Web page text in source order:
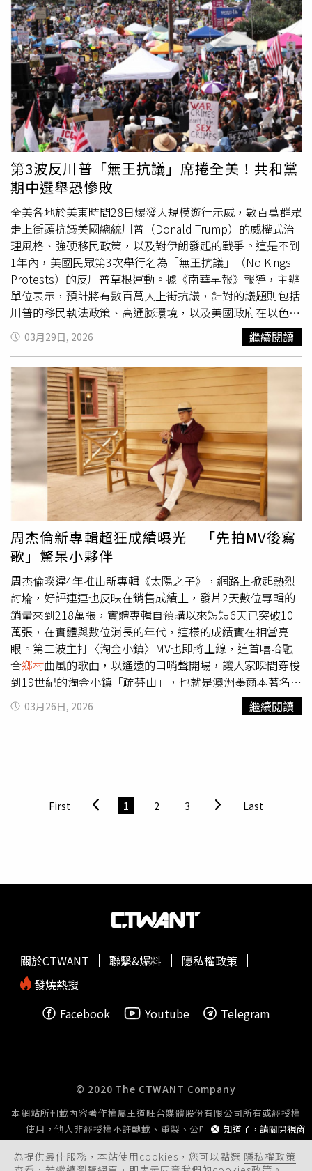
後，如仍無（缺）水時，請通知水公司，本處將派專人到府
服務。
帶給觀眾強烈的視覺震撼，成就了 Post Malone在樂壇獨一
無二的地位。其音樂實力也收服了天后Taylor Swift 泰勒
絲、Beyoncé碧昂絲一同合作。世界巡迴《Post Malone
Presents The BIG ASS Stadium World Tour》亞洲場次唱
遍香港、曼谷、新加坡、吉隆坡與首爾等亞洲指標城市，9
月19日Post Malone將帶來一連串生涯代表作，橫跨流行、
R&B嘻哈、搖滾等多元曲風，全面展現其無可取代的現場爆
發力。
第3波反川普「無王抗議」席捲全美！共和黨
期中選舉恐慘敗
全美各地於美東時間28日爆發大規模遊行示威，數百萬群眾
走上街頭抗議美國總統川普（Donald Trump）的威權式治
理風格、強硬移民政策，以及對伊朗發起的戰爭。這是不到
1年內，美國民眾第3次舉行名為「無王抗議」（No Kings
Protests）的反川普草根運動。據《南華早報》報導，主辦
單位表示，預計將有數百萬人上街抗議，針對的議題則包括
川普的移民執法政策、高通膨環境，以及美國政府在以色列
遊說集團的綁架下，對伊朗發動的戰爭。在美國人口最多的
城市紐約市（New York），數萬名示威者集結，包括長期
直言川普是「對我們自由與安全的生存性威脅。」長期批評
川普的奧斯卡影帝勞勃狄尼洛（圖中）也有參與示威。（圖
／達志／美聯社）抗議活動從亞特蘭大（Atlanta）一路延
伸至聖地牙哥（San Diego），而阿拉斯加居民也預計在當
天稍晚加入行列。36歲退伍軍人馬克麥考吉（Marc
McCaughey）在亞特蘭大表示：「沒有人民的同意，任何
國家都無法治理。我們站出來，是因為我們覺得憲法正以多
種方式受到威脅。現在的情況不正常，也不正確。」與此同
時，在底特律附近的密西根州「西布盧姆菲爾德鎮區」
（West Bloomfield Township），民眾也頂著零度以下低
溫參與抗議。而在美國首都華盛頓特區（Washington,
DC），則有數千名遊行者湧入國家廣場（National
Mall），高舉著「川普必須立刻下台！」與「對抗法西斯主
義」的標語。67歲退休人士帕沃塞維奇（Robert
Pavosevich）表示：「他一再說謊、撒謊、再說謊，但沒有
人發聲。我們正處於1個非常糟糕的局面。」反川普情緒也
擴散至美國以外的地區。28日，歐洲多座城市同樣爆發示
威，包括荷蘭首都阿姆斯特丹（Amsterdam）、西班牙首
都馬德里（Madrid）與義大利首都羅馬（Rome），其中羅
馬有2萬人在嚴密警力的監控下遊行。首次「無王抗議」於
去年6月川普79歲生日，以及他在華盛頓舉辦的閱兵活動當
之際，其所屬的共和黨正面臨失去國會兩院控制權的風險。
報導補充，川普反對者批評他偏好以行政命令治國、動用司
戰爭泥淖。與「無王抗議」有關的退伍軍人組織「共同防
示：「自上次遊行以來，這個政府讓我們更深陷戰爭。在國
內，我們看到公民在街頭被軍事化力量殺害。我們看到家庭
像國王一樣統治國家。」主辦方指出，全國已規劃超過
3000場抗議活動，涵蓋大城市、郊區與
為焦點之一，因為數月前該州2名美國公民古德（Renee
民。（圖／達志／美聯社）傳奇搖滾歌手「工人皇帝」史普
林斯汀（Bruce Springsteen）也在該州首府雙子城之一的
聖保羅（St Paul），演唱其在24小時內創作、紀念遇害美
國公民的抗議歌曲〈Streets of Minneapolis〉，吸引數千
人聚集。他在演唱前表示：「他們的勇氣、犧牲與名字將不
會被遺忘。」主辦方也強調，計畫參與28日抗議的民眾中，
03月29日, 2026 繼續閱讀
周杰倫新專輯超狂成績曝光 「先拍MV後寫
歌」驚呆小夥伴
周杰倫暌違4年推出新專輯《太陽之子》，網路上掀起熱烈
討埨，好評連連也反映在銷售成績上，發片2天數位專輯的
銷量來到218萬張，實體專輯自預購以來短短6天已突破10
萬張，在實體與數位消長的年代，這樣的成績實在相當亮
眼。第二波主打〈淘金小鎮〉MV也即將上線，這首嘻哈融
合鄉村曲風的歌曲，以遙遠的口哨聲開場，讓大家瞬間穿梭
到19世紀的淘金小鎮「疏芬山」，也就是澳洲墨爾本著名的
淘金鎮。歌曲加入異國感的現代Hip Hop節奏，混搭出一種
充滿現代卻又懷舊的絕妙聽感。方文山運用文字的明暗對
要身邊的節目搭檔阿Ken、杜哥、Darren邱凱偉、柯有倫、
陳冠霖、阿德，穿上當地淘金時代的服裝準備拍 MV，正當
金」的懸疑劇本，並在現場依照每個人的長相分配角色，要
們演出〈淘金小鎮〉MV。（圖／杰威爾提供）MV由周杰倫
自己執導，飾演一名十九世紀在淘金小鎮的探長，追查一件
了鎮上每個人身上隱藏的秘密，真兇到底是誰？周杰倫以一
種豪爽瀟灑的態度，詮釋這個高維度視角的人生體悟，既充
的電影或畫作一樣。周杰倫擔任MV導演，並飾演探長的角
03月26日, 2026 繼續閱讀
First 1 2 3 Last
為提供最佳服務，本站使用cookies，您可以點選 隱私權政策
知道了，請關閉視窗
關於CTWANT 聯繫&爆料
隱私權政策
發燒熱搜
Facebook
Youtube Telegram
© 2020 The CTWANT Company
本網站所刊載內容著作權屬王道旺台媒體股份有限公司所有或經授權
使用，他人非經授權不許轉載、重製、公開播送或公開傳輸。